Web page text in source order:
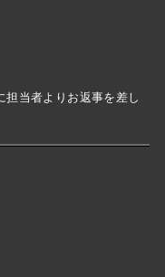
当者よりお返事を差し